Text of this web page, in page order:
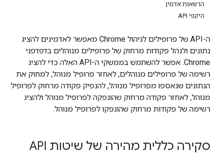
הרשאות אדמין
היקפי API
ה-API של פרופילים לניהול Chrome מאפשר לאדמינים להציג
נתונים ולנהל פקודות מרחוק של פרופילים מנוהלים בדפדפני
Chrome. אפשר להשתמש בממשקי ה-API האלה כדי להציג
רשימה של פרופילים מנוהלים, לאחזר פרופיל מנוהל, למחוק את
הנתונים שנאספו מפרופיל מנוהל, להנפיק פקודה מרחוק לפרופיל
מנוהל, לאחזר פקודה מרחוק שהונפקה לפרופיל מנוהל ולהציג
רשימה של פקודות מרחוק שהונפקו לפרופיל מנוהל.
סקירה כללית מהירה של שיטות API